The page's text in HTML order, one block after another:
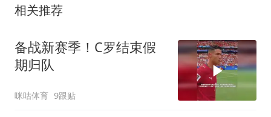
相关推荐
备战新赛季！C罗结束假
期归队
咪咕体育 9跟贴